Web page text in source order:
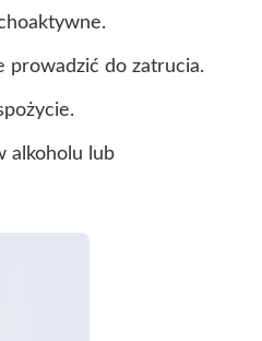
prowadzić do zatrucia.
alkoholu lub